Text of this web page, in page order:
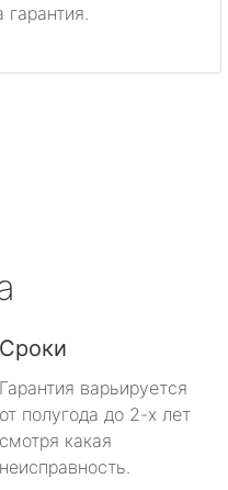
Сроки
Гарантия варьируется
от полугода до 2-х лет
смотря какая
неисправность.